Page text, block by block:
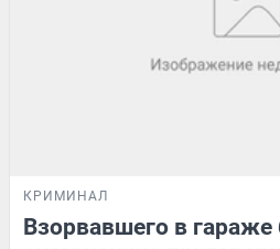
КРИМИНАЛ
Взорвавшего в гараже